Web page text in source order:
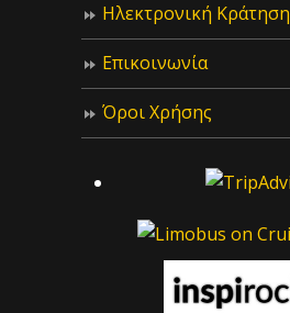
Ηλεκτρονική Κράτηση
Επικοινωνία
Όροι Χρήσης